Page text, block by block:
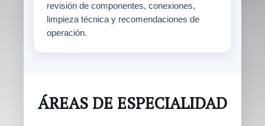
revisión de componentes, conexiones,
limpieza técnica y recomendaciones de
operación.
ÁREAS DE ESPECIALIDAD